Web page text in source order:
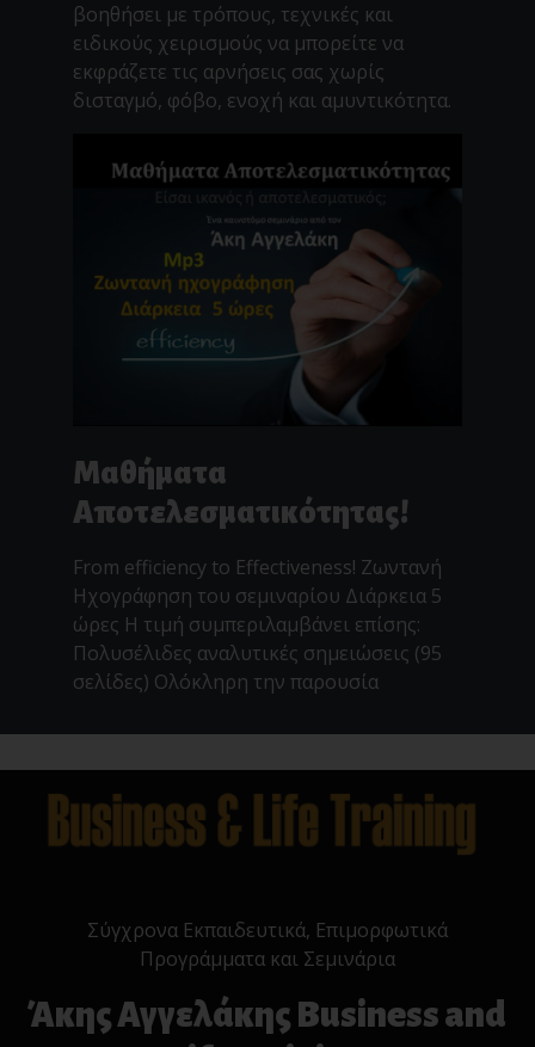
βοηθήσει με τρόπους, τεχνικές και
ειδικούς χειρισμούς να μπορείτε να
εκφράζετε τις αρνήσεις σας χωρίς
δισταγμό, φόβο, ενοχή και αμυντικότητα.
Μαθήματα
Αποτελεσματικότητας!
From efficiency to Effectiveness! Ζωντανή
Ηχογράφηση του σεμιναρίου Διάρκεια 5
ώρες Η τιμή συμπεριλαμβάνει επίσης:
Πολυσέλιδες αναλυτικές σημειώσεις (95
σελίδες) Ολόκληρη την παρουσία
Σύγχρονα Εκπαιδευτικά, Επιμορφωτικά
Προγράμματα και Σεμινάρια
Άκης Αγγελάκης Business and